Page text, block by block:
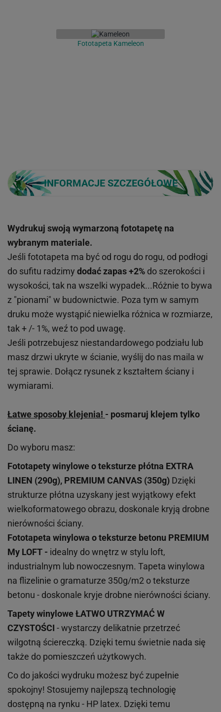
Fototapeta Kameleon
INFORMACJE SZCZEGÓŁOWE
Wydrukuj swoją wymarzoną fototapetę na
wybranym materiale.
Jeśli fototapeta ma być od rogu do rogu, od podłogi
do sufitu radzimy dodać zapas +2% do szerokości i
wysokości, tak na wszelki wypadek...Różnie to bywa
z "pionami" w budownictwie. Poza tym w samym
druku może wystąpić niewielka różnica w rozmiarze,
tak + /- 1%, weź to pod uwagę.
Jeśli potrzebujesz niestandardowego podziału lub
masz drzwi ukryte w ścianie, wyślij do nas maila w
tej sprawie. Dołącz rysunek z kształtem ściany i
wymiarami.
Łatwe sposoby klejenia! - posmaruj klejem tylko
ścianę.
Do wyboru masz:
Fototapety winylowe oteksturze płótna EXTRA
LINEN (290g), PREMIUM CANVAS (350g) Dzięki
strukturze płótna uzyskany jest wyjątkowy efekt
wielkoformatowego obrazu, doskonale kryją drobne
nierówności ściany.
Fototapeta winylowa oteksturze betonu PREMIUM
My LOFT - idealny do wnętrz w stylu loft,
industrialnym lub nowoczesnym. Tapeta winylowa
na flizelinie o gramaturze 350g/m2 o teksturze
betonu - doskonale kryje drobne nierówności ściany.
Tapety winyloweŁATWO UTRZYMAĆ W
CZYSTOŚCI - wystarczy delikatnie przetrzeć
wilgotną ściereczką. Dzięki temu świetnie nada się
także do pomieszczeń użytkowych.
Co do jakości wydruku możesz być zupełnie
spokojny! Stosujemy najlepszą technologię
dostępną na rynku - HP latex. Dzięki temu